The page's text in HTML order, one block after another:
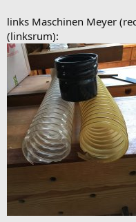
links Maschinen Meyer
(linksrum):